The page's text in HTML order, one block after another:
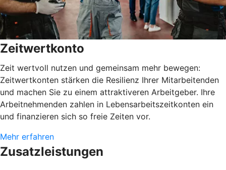
Zeitwertkonto
Zeit wertvoll nutzen und gemeinsam mehr bewegen:
Zeitwertkonten stärken die Resilienz Ihrer Mitarbeitenden
und machen Sie zu einem attraktiveren Arbeitgeber. Ihre
Arbeitnehmenden zahlen in Lebensarbeitszeitkonten ein
und finanzieren sich so freie Zeiten vor.
Mehr erfahren
Zusatzleistungen